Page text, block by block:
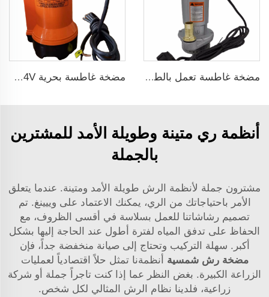
مضخة غاطسة تعمل بالطاقة الشمسية لآبار المياه العميقة DC مضخة غاطسة بحرية 12/24V لتصريف المياه
أنظمة ري متينة وطويلة الأمد للمشترين
بالجملة
مشترون جملة لأنظمة الرش طويلة الأمد ومتينة. عندما يتعلق
الأمر باحتياجاتك من الري، يمكنك الاعتماد على وييينغ. تم
تصميم رشاشاتنا للعمل بسلاسة في أقسى الظروف، مع
الحفاظ على تدفق المياه لفترة أطول عند الحاجة إليها بشكل
أكبر. سهلة التركيب وتحتاج إلى صيانة منخفضة جداً، فإن
مضخة رش شمسية
أنظمةنا تمثل حلاً اقتصادياً لعمليات
الزراعة الكبيرة. بغض النظر عما إذا كنت تاجراً جملة أو شركة
زراعية، فلدينا نظام الرش المثالي لكل شخص.